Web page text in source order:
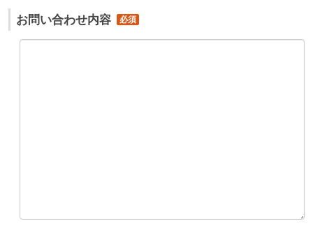
お問い合わせ内容